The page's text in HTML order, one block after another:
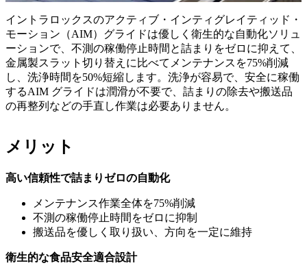
Video
イントラロックスのアクティブ・インティグレイティッド・
モーション（AIM）グライドは優しく衛生的な自動化ソリュ
ーションで、不測の稼働停止時間と詰まりをゼロに抑えて、
金属製スラット切り替えに比べてメンテナンスを75%削減
し、洗浄時間を50%短縮します。洗浄が容易で、安全に稼働
するAIM グライドは潤滑が不要で、詰まりの除去や搬送品
の再整列などの手直し作業は必要ありません。
メリット
高い信頼性で詰まりゼロの自動化
メンテナンス作業全体を75%削減
不測の稼働停止時間をゼロに抑制
搬送品を優しく取り扱い、方向を一定に維持
衛生的な食品安全適合設計